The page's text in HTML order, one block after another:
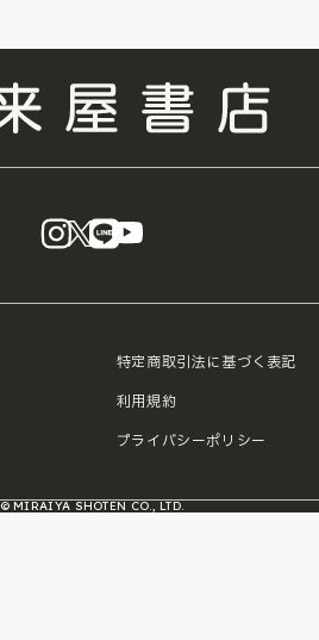
instagram
X LINE
特定商取引法に基づく表記
利用規約
プライバシーポリシー
© MIRAIYA SHOTEN CO., LTD.